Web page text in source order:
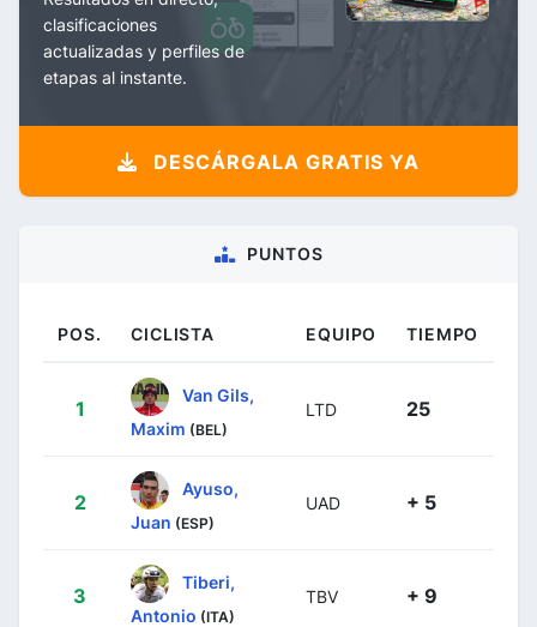
clasificaciones
actualizadas y perfiles de
etapas al instante.
DESCÁRGALA GRATIS YA
PUNTOS
POS. CICLISTA EQUIPO TIEMPO
1
Van Gils,
Maxim (BEL)
LTD 25
2
Ayuso,
Juan (ESP)
UAD + 5
3
Tiberi,
Antonio (ITA)
TBV + 9